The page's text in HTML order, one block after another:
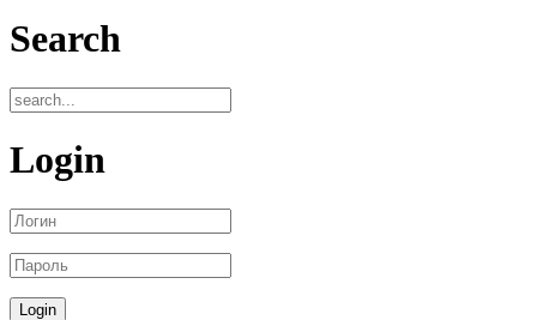
Search
Login